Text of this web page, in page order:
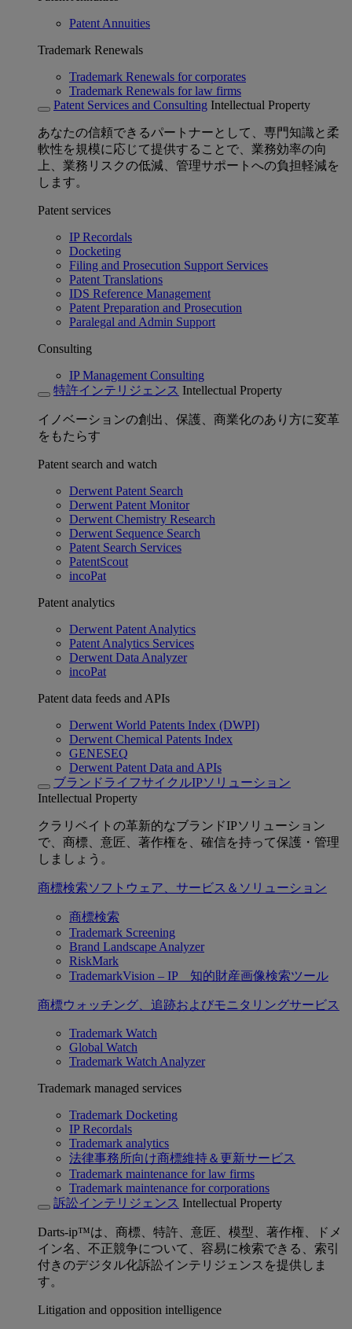
Patent Annuities
Trademark Renewals
Trademark Renewals for corporates
Trademark Renewals for law firms
Patent Services and Consulting Intellectual Property
あなたの信頼できるパートナーとして、専門知識と柔
軟性を規模に応じて提供することで、業務効率の向
上、業務リスクの低減、管理サポートへの負担軽減を
します。
Patent services
IP Recordals
Docketing
Filing and Prosecution Support Services
Patent Translations
IDS Reference Management
Patent Preparation and Prosecution
Paralegal and Admin Support
Consulting
IP Management Consulting
特許インテリジェンス Intellectual Property
イノベーションの創出、保護、商業化のあり方に変革
をもたらす
Patent search and watch
Derwent Patent Search
Derwent Patent Monitor
Derwent Chemistry Research
Derwent Sequence Search
Patent Search Services
PatentScout
incoPat
Patent analytics
Derwent Patent Analytics
Patent Analytics Services
Derwent Data Analyzer
incoPat
Patent data feeds and APIs
Derwent World Patents Index (DWPI)
Derwent Chemical Patents Index
GENESEQ
Derwent Patent Data and APIs
ブランドライフサイクルIPソリューション
Intellectual Property
クラリベイトの革新的なブランドIPソリューション
で、商標、意匠、著作権を、確信を持って保護・管理
しましょう。
商標検索ソフトウェア、サービス＆ソリューション
商標検索
Trademark Screening
Brand Landscape Analyzer
RiskMark
TrademarkVision – IP 知的財産画像検索ツール
商標ウォッチング、追跡およびモニタリングサービス
Trademark Watch
Global Watch
Trademark Watch Analyzer
Trademark managed services
Trademark Docketing
IP Recordals
Trademark analytics
法律事務所向け商標維持＆更新サービス
Trademark maintenance for law firms
Trademark maintenance for corporations
訴訟インテリジェンス Intellectual Property
Darts-ip™は、商標、特許、意匠、模型、著作権、ドメ
イン名、不正競争について、容易に検索できる、索引
付きのデジタル化訴訟インテリジェンスを提供しま
す。
Litigation and opposition intelligence